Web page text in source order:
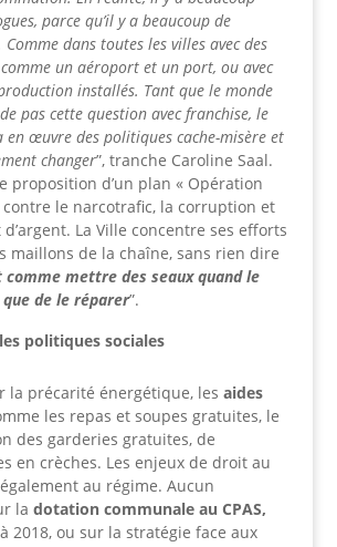
parce qu’il y a beaucoup de
Comme dans toutes les villes avec des
comme un aéroport et un port, ou avec
installés. Tant que le monde
pas cette question avec franchise, le
œuvre des politiques cache-misère et
changer”, tranche Caroline Saal.
proposition d’un plan « Opération
contre le narcotrafic, la corruption et
La Ville concentre ses efforts
maillons de la chaîne, sans rien dire
comme mettre des seaux quand le
de le réparer”.
politiques sociales
la précarité énergétique, les aides
les repas et soupes gratuites, le
des garderies gratuites, de
en crèches. Les enjeux de droit au
au régime. Aucun
la dotation communale au CPAS,
2018, ou sur la stratégie face aux